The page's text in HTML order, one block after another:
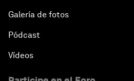
Galería de fotos
Pódcast
Vídeos